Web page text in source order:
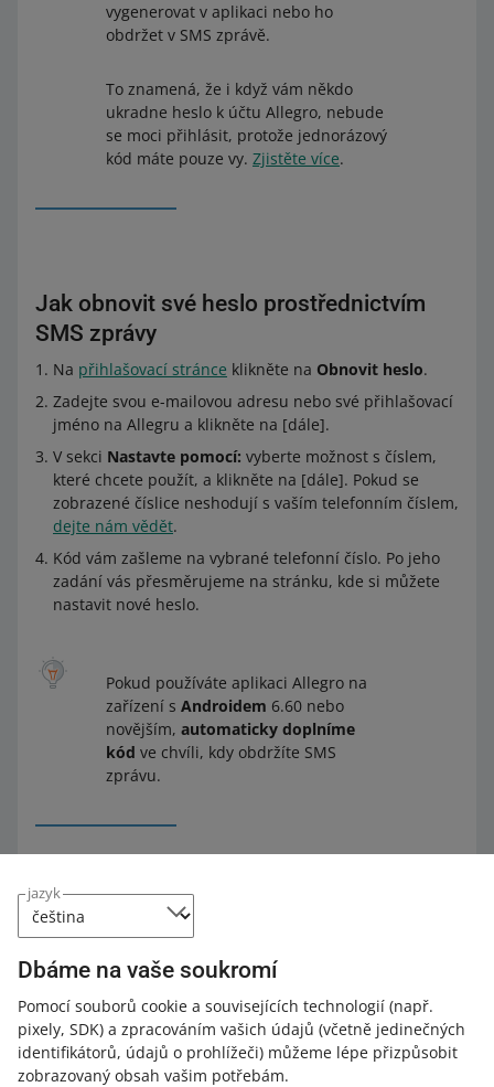
jazyk
Dbáme na vaše soukromí
Pomocí souborů cookie a souvisejících technologií (např.
pixely, SDK) a zpracováním vašich údajů (včetně jedinečných
identifikátorů, údajů o prohlížeči) můžeme lépe přizpůsobit
zobrazovaný obsah vašim potřebám.
vygenerovat v aplikaci nebo ho
obdržet v SMS zprávě.
To znamená, že i když vám někdo
ukradne heslo k účtu Allegro, nebude
se moci přihlásit, protože jednorázový
kód máte pouze vy. Zjistěte více.
Jak obnovit své heslo prostřednictvím
SMS zprávy
Na přihlašovací stránce klikněte na Obnovit heslo.
Zadejte svou e-mailovou adresu nebo své přihlašovací
jméno na Allegru a klikněte na [dále].
V sekci Nastavte pomocí: vyberte možnost s číslem,
které chcete použít, a klikněte na [dále]. Pokud se
zobrazené číslice neshodují s vaším telefonním číslem,
dejte nám vědět.
Kód vám zašleme na vybrané telefonní číslo. Po jeho
zadání vás přesměrujeme na stránku, kde si můžete
nastavit nové heslo.
Pokud používáte aplikaci Allegro na
zařízení s Androidem 6.60 nebo
novějším, automaticky doplníme
kód ve chvíli, kdy obdržíte SMS
zprávu.
Zadejte nové heslo a klikněte na [uložit a přihlásit se].
Hotovo!
Jak obnovit heslo pomocí e-mailu
Napřihlašovací stránceklikněte naObnovit heslo.
Zadejte svou e-mailovou adresu nebo přihlašovací
jméno Allegro a klikněte na [dále].